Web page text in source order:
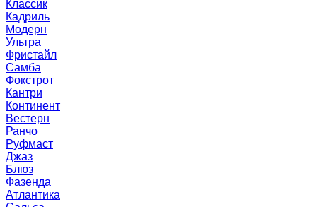
Классик
Кадриль
Модерн
Ультра
Фристайл
Самба
Фокстрот
Кантри
Континент
Вестерн
Ранчо
Руфмаст
Джаз
Блюз
Фазенда
Атлантика